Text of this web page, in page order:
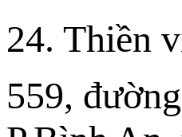
24. Thiền
559,